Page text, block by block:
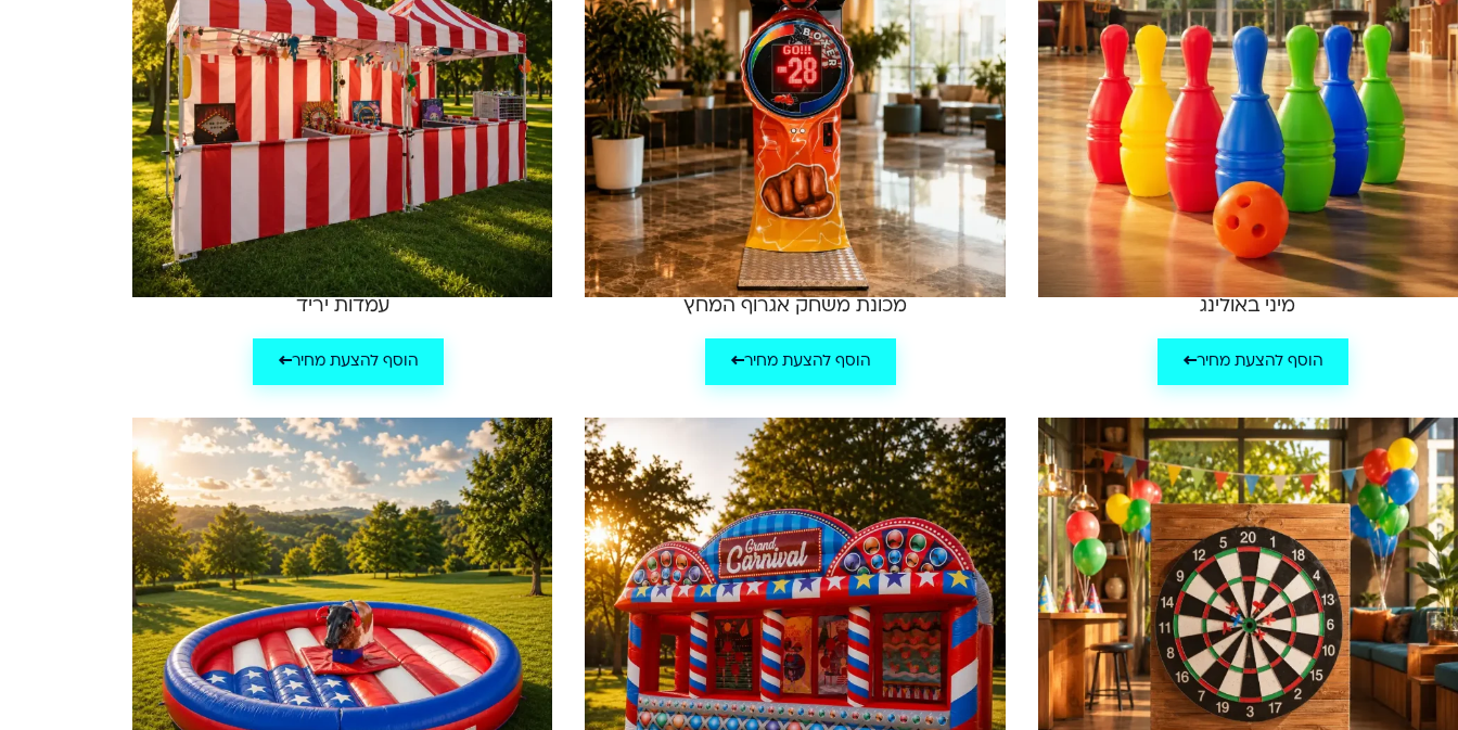
מיני באולינג
הוסף להצעת מחיר
מכונת משחק אגרוף המחץ
הוסף להצעת מחיר
עמדות יריד
הוסף להצעת מחיר